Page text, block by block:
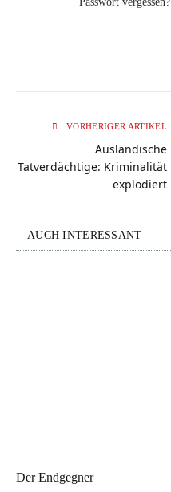
VORHERIGER ARTIKEL
Ausländische
Tatverdächtige: Kriminalität
explodiert
AUCH INTERESSANT
Der Endgegner